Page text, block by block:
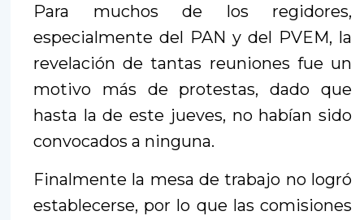
Para muchos de los regidores,
especialmente del PAN y del PVEM, la
revelación de tantas reuniones fue un
motivo más de protestas, dado que
hasta la de este jueves, no habían sido
convocados a ninguna.
Finalmente la mesa de trabajo no logró
establecerse, por lo que las comisiones